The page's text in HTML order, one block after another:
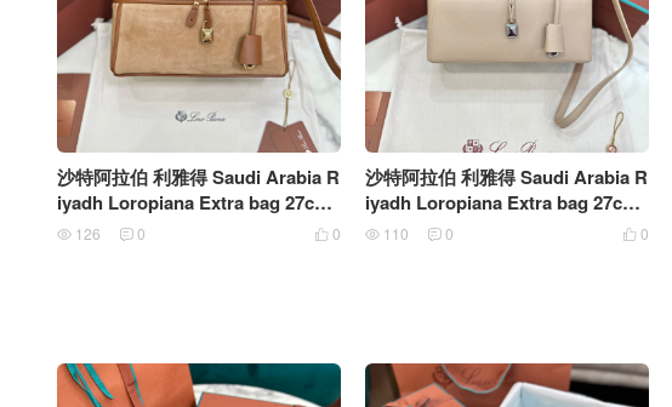
沙特阿拉伯 利雅得 Saudi Arabia R
iyadh Loropiana Extra bag 27cm
粘土色
 0
 126  0
沙特阿拉伯 利雅得 Saudi Arabia R
iyadh Loropiana Extra bag 27cm
牛皮 淡乳香色
 0
 110  0